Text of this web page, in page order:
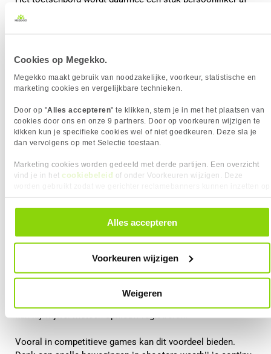
Cookies op Megekko.
Megekko maakt gebruik van noodzakelijke, voorkeur, statistische en
marketing cookies en vergelijkbare technieken.
Door op "Alles accepteren" te klikken, stem je in met het plaatsen van
cookies door ons en onze 9 partners. Door op voorkeuren wijzigen te
kikken kun je specifieke cookies wel of niet goedkeuren. Deze sla je
dan vervolgens op met Selectie toestaan.
Marketing cookies worden gedeeld met derde partijen. Een overzicht
vind je in het cookiebeleid of onder Voorkeuren wijzigen. Deze
alle cookies. Je kunt je gegeven toestemming altijd intrekken, dit doe je
door in de footer van onze website te klikken op ‘Cookievoorkeuren’
Alles accepteren
Voorkeuren wijzigen
Weigeren
te stellen.
Een andere term die vaak samen met Hall Effect switches
wordt genoemd, is Rapid Trigger.
Normaal gesproken moet een toets eerst een bepaalde
afstand terugveren voordat hij opnieuw geactiveerd kan
worden. Bij Rapid Trigger wordt de toets direct
gedeactiveerd zodra je hem ook maar iets loslaat. Hierdoor
Vooral in competitieve games kan dit voordeel bieden.